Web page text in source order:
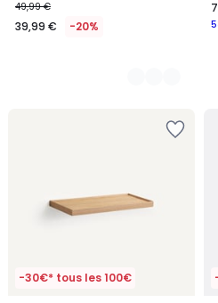
49,99 €
39,99 € -20%
-30€* tous les 100€